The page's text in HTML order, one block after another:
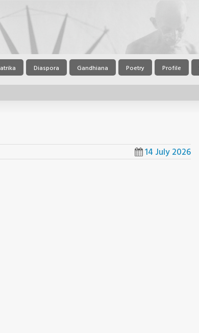
Diaspora Gandhiana Poetry Profile
14 July 2026